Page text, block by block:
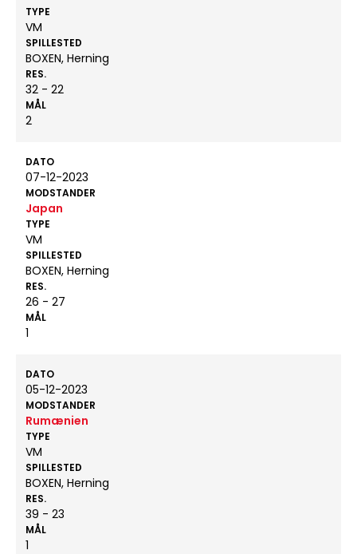
TYPE
VM
SPILLESTED
BOXEN, Herning
RES.
32 - 22
MÅL
2
DATO
07-12-2023
MODSTANDER
Japan
TYPE
VM
SPILLESTED
BOXEN, Herning
RES.
26 - 27
MÅL
1
DATO
05-12-2023
MODSTANDER
Rumænien
TYPE
VM
SPILLESTED
BOXEN, Herning
RES.
39 - 23
MÅL
1